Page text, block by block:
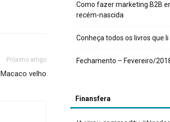
Próximo artigo
Macaco velho
Como fazer marketing B2B
recém-nascida
Conheça todos os livros que
Fechamento – Fevereiro/
Finansfera